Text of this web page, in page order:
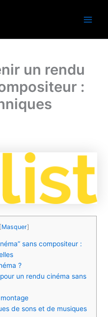
un rendu
:
[Masquer]
sans compositeur :
?
un rendu cinéma sans
de sons et de musiques